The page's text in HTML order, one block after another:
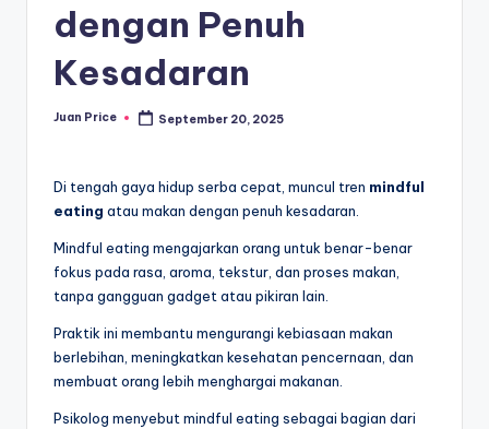
dengan Penuh
Kesadaran
Posted
Juan Price September 20, 2025
Di tengah gaya hidup serba cepat, muncul tren mindful
eating atau makan dengan penuh kesadaran.
Mindful eating mengajarkan orang untuk benar-benar
fokus pada rasa, aroma, tekstur, dan proses makan,
tanpa gangguan gadget atau pikiran lain.
Praktik ini membantu mengurangi kebiasaan makan
berlebihan, meningkatkan kesehatan pencernaan, dan
membuat orang lebih menghargai makanan.
Psikolog menyebut mindful eating sebagai bagian dari